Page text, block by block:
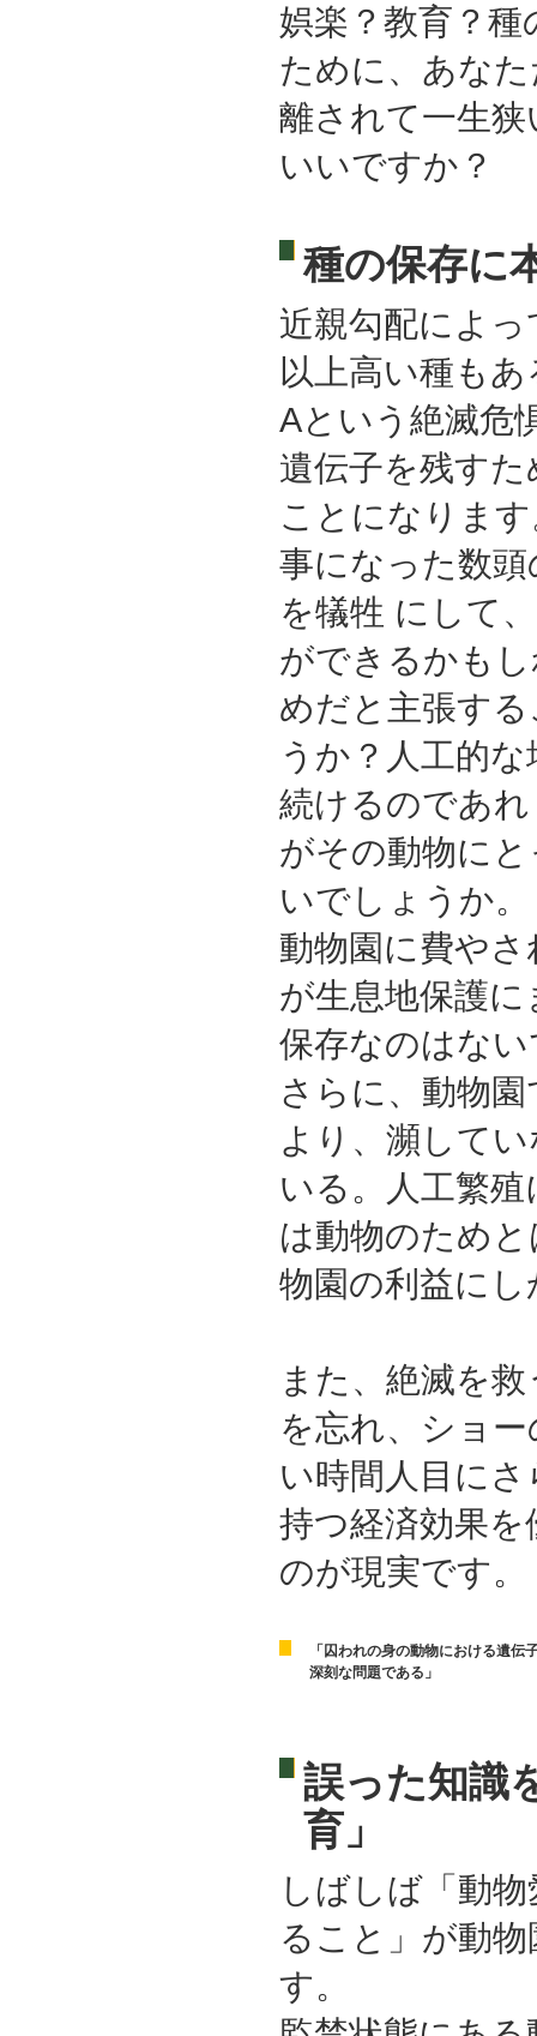
娯楽？教育？
ために、あな
離されて一生
いいですか？
種の保存に
近親勾配によ
以上高い種も
Aという絶滅危
遺伝子を残す
ことになりま
事になった数
を犠牲 にして
ができるかも
めだと主張す
うか？人工的
続けるのであ
がその動物に
いでしょうか。
動物園に費や
が生息地保護
保存なのはな
さらに、動物
より、瀕して
いる。人工繁
は動物のため
物園の利益に
また、絶滅を
を忘れ、ショ
い時間人目に
持つ経済効果
のが現実です。
「囚われの身の動物における遺
深刻な問題である」
誤った知識
育」
しばしば「動
ること」が動
す。